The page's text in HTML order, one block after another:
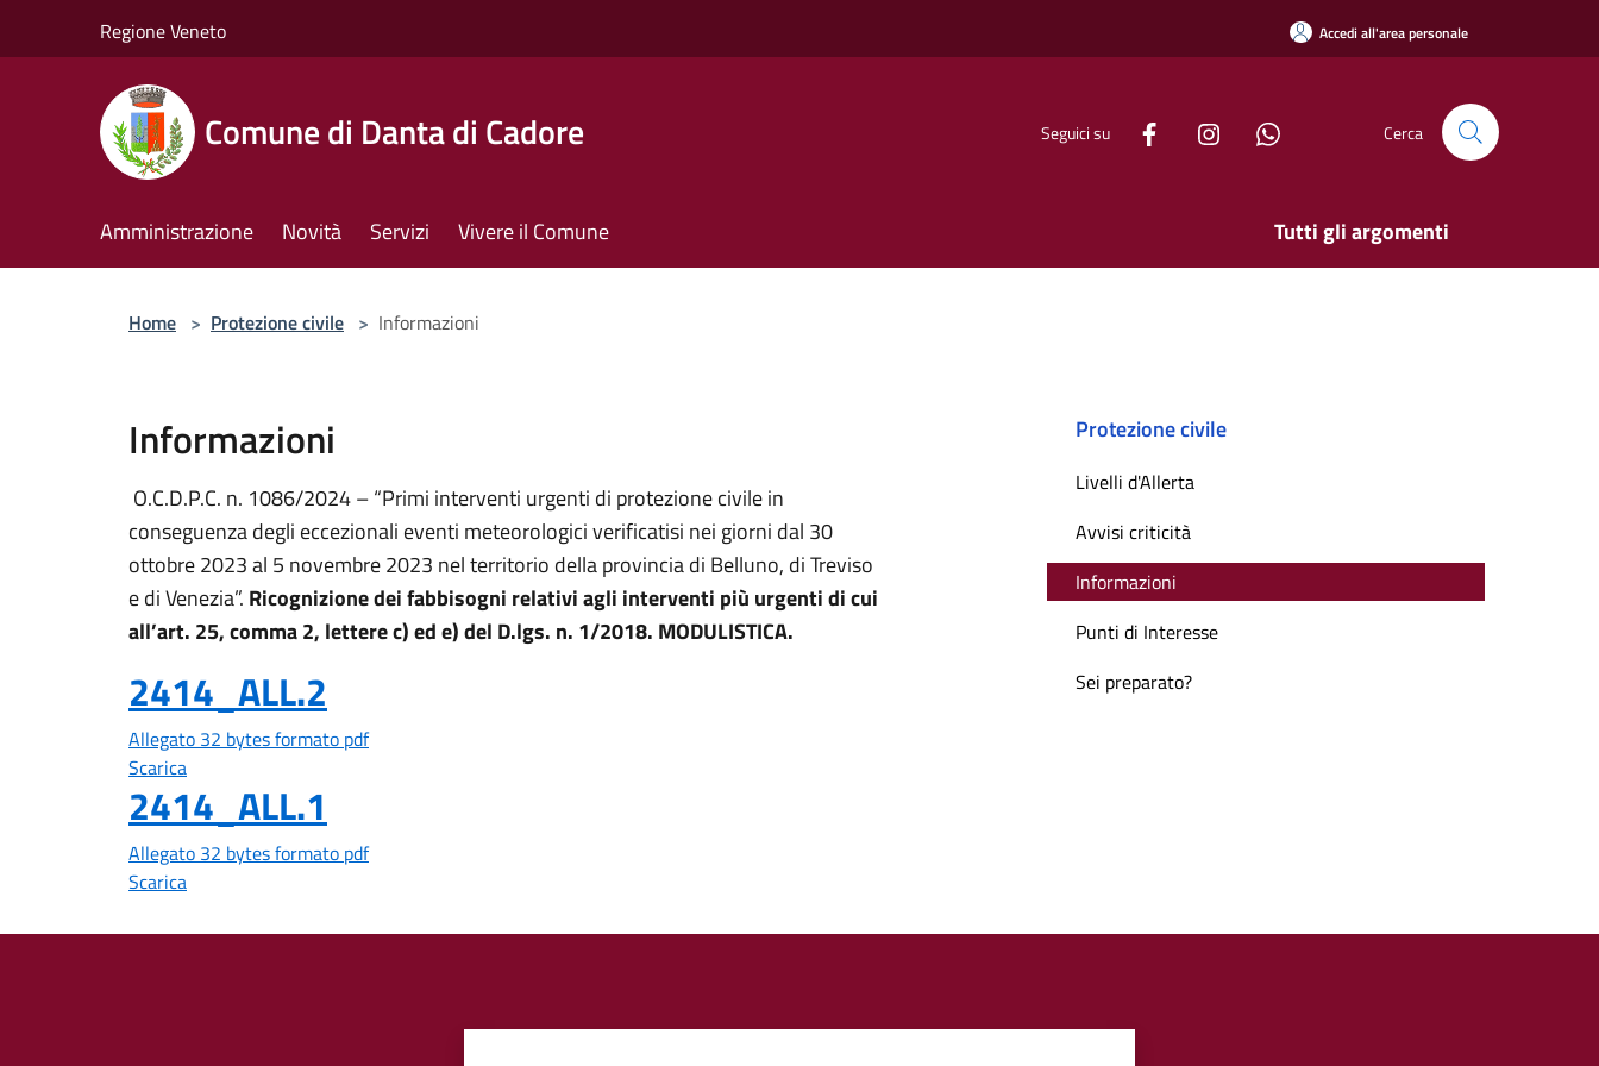
Regione Veneto Accedi all'area personale
Comune di Danta di Cadore Seguici su Cerca
Amministrazione Novità Servizi Vivere il Comune Tutti gli argomenti
Home > Protezione civile > Informazioni
Informazioni
O.C.D.P.C. n. 1086/2024 – “Primi interventi urgenti di protezione civile in
conseguenza degli eccezionali eventi meteorologici verificatisi nei giorni dal 30
ottobre 2023 al 5 novembre 2023 nel territorio della provincia di Belluno, di Treviso
e di Venezia”. Ricognizione dei fabbisogni relativi agli interventi più urgenti di cui
all’art. 25, comma 2, lettere c) ed e) del D.lgs. n. 1/2018. MODULISTICA.
2414_ALL.2
Allegato 32 bytes formato pdf
Scarica
2414_ALL.1
Allegato 32 bytes formato pdf
Scarica
Protezione civile
Livelli d'Allerta
Avvisi criticità
Informazioni
Punti di Interesse
Sei preparato?